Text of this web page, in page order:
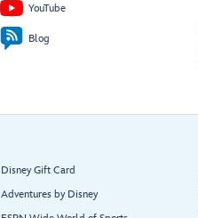
YouTube
Blog
Disney Gift Card
Adventures by Disney